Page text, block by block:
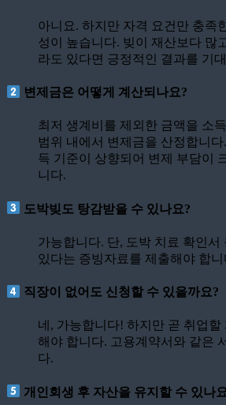
아니요. 하지만 자격 요건만 충족
성이 높습니다. 빚이 재산보다 많
라도 있다면 긍정적인 결과를 기
변제금은 어떻게 계산되나요?
최저 생계비를 제외한 금액을 소
범위 내에서 변제금을 산정합니다
득 기준이 상향되어 변제 부담이
니다.
도박빚도 탕감받을 수 있나요?
가능합니다. 단, 도박 치료 확인서
있다는 증빙자료를 제출해야 합니
직장이 없어도 신청할 수 있을까요?
네, 가능합니다! 하지만 곧 취업할
해야 합니다. 고용계약서와 같은
다.
개인회생 후 자산을 유지할 수 있나